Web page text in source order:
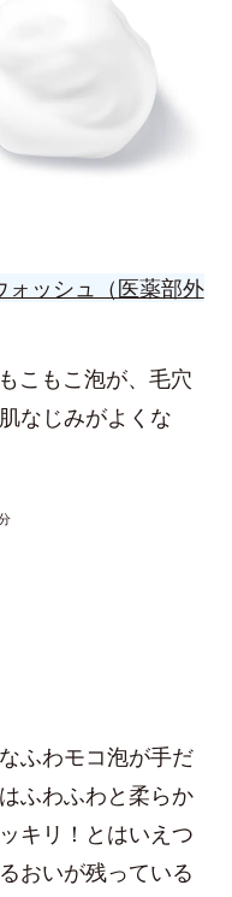
ォッシュ（医薬部外
こもこ泡が、毛穴
なじみがよくな
ふわモコ泡が手だ
ふわふわと柔らか
キリ！とはいえつ
おいが残っている